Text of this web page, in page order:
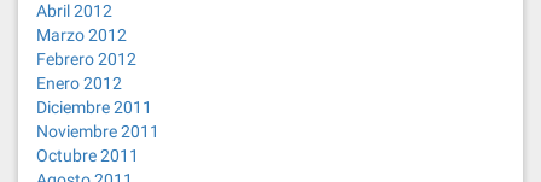
Abril 2012
Marzo 2012
Febrero 2012
Enero 2012
Diciembre 2011
Noviembre 2011
Octubre 2011